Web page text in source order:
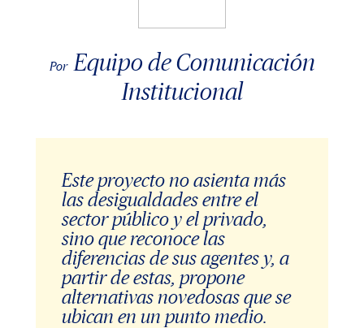
Por Equipo de Comunicación
Institucional
Este proyecto no asienta más
las desigualdades entre el
sector público y el privado,
sino que reconoce las
diferencias de sus agentes y, a
partir de estas, propone
alternativas novedosas que se
ubican en un punto medio.